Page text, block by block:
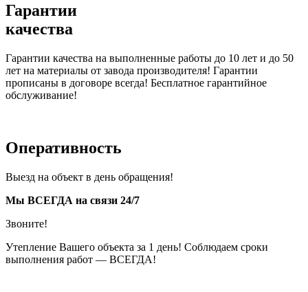
Гарантии
качества
Гарантии качества на выполненные работы до 10 лет и до 50
лет на материалы от завода производителя! Гарантии
прописаны в договоре всегда! Бесплатное гарантийное
обслуживание!
Оперативность
Выезд на объект в день обращения!
Мы ВСЕГДА на связи 24/7
Звоните!
Утепление Вашего объекта за 1 день! Соблюдаем сроки
выполнения работ — ВСЕГДА!